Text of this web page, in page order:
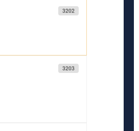
3202
3203